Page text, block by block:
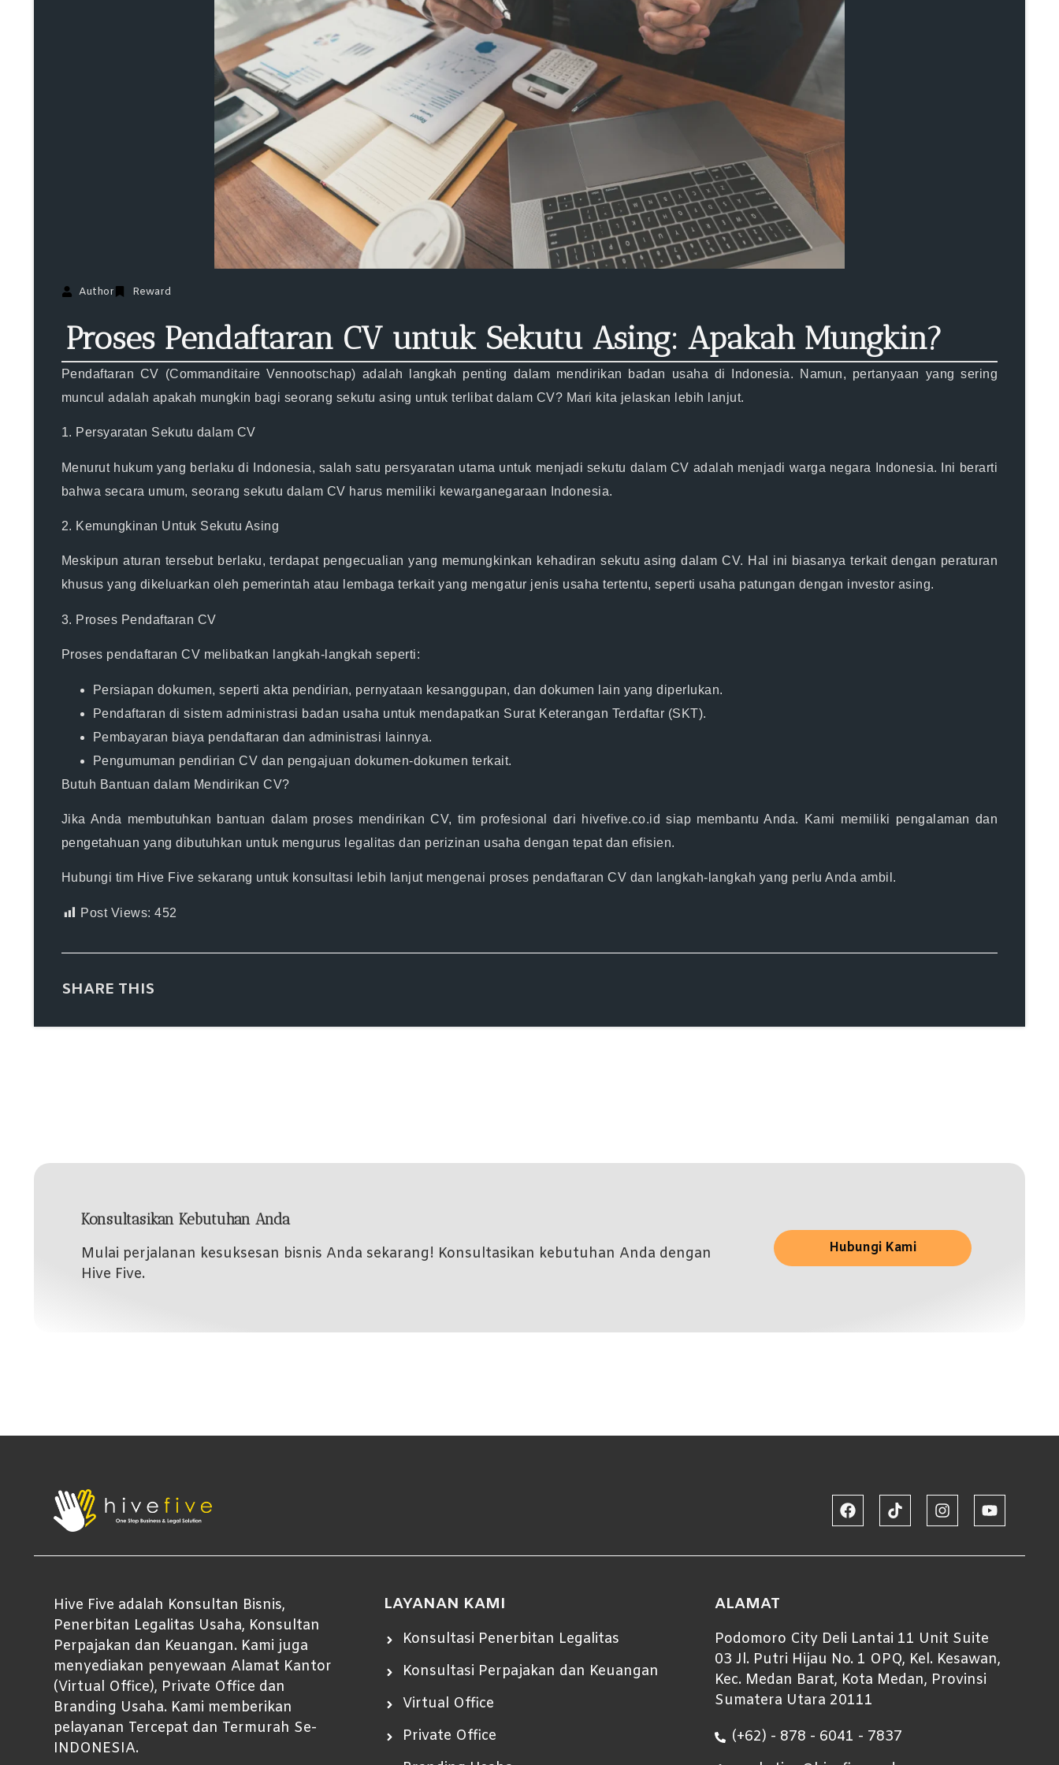
Author Reward
Proses Pendaftaran CV untuk Sekutu Asing: Apakah Mungkin?
Pendaftaran CV (Commanditaire Vennootschap) adalah langkah penting dalam mendirikan badan usaha di Indonesia. Namun, pertanyaan yang sering
muncul adalah apakah mungkin bagi seorang sekutu asing untuk terlibat dalam CV? Mari kita jelaskan lebih lanjut.
1. Persyaratan Sekutu dalam CV
Menurut hukum yang berlaku di Indonesia, salah satu persyaratan utama untuk menjadi sekutu dalam CV adalah menjadi warga negara Indonesia. Ini berarti
bahwa secara umum, seorang sekutu dalam CV harus memiliki kewarganegaraan Indonesia.
2. Kemungkinan Untuk Sekutu Asing
Meskipun aturan tersebut berlaku, terdapat pengecualian yang memungkinkan kehadiran sekutu asing dalam CV. Hal ini biasanya terkait dengan peraturan
khusus yang dikeluarkan oleh pemerintah atau lembaga terkait yang mengatur jenis usaha tertentu, seperti usaha patungan dengan investor asing.
3. Proses Pendaftaran CV
Proses pendaftaran CV melibatkan langkah-langkah seperti:
Persiapan dokumen, seperti akta pendirian, pernyataan kesanggupan, dan dokumen lain yang diperlukan.
Pendaftaran di sistem administrasi badan usaha untuk mendapatkan Surat Keterangan Terdaftar (SKT).
Pembayaran biaya pendaftaran dan administrasi lainnya.
Pengumuman pendirian CV dan pengajuan dokumen-dokumen terkait.
Butuh Bantuan dalam Mendirikan CV?
Jika Anda membutuhkan bantuan dalam proses mendirikan CV, tim profesional dari hivefive.co.id siap membantu Anda. Kami memiliki pengalaman dan
pengetahuan yang dibutuhkan untuk mengurus legalitas dan perizinan usaha dengan tepat dan efisien.
Hubungi tim Hive Five sekarang untuk konsultasi lebih lanjut mengenai proses pendaftaran CV dan langkah-langkah yang perlu Anda ambil.
Post Views: 452
SHARE THIS
Konsultasikan Kebutuhan Anda
Mulai perjalanan kesuksesan bisnis Anda sekarang! Konsultasikan kebutuhan Anda dengan
Hive Five.
Hubungi Kami
Hive Five adalah Konsultan Bisnis,
Penerbitan Legalitas Usaha, Konsultan
Perpajakan dan Keuangan. Kami juga
menyediakan penyewaan Alamat Kantor
(Virtual Office), Private Office dan
Branding Usaha. Kami memberikan
pelayanan Tercepat dan Termurah Se-
INDONESIA.
LAYANAN KAMI
Konsultasi Penerbitan Legalitas
Konsultasi Perpajakan dan Keuangan
Virtual Office
Private Office
ALAMAT
Podomoro City Deli Lantai 11 Unit Suite
03 Jl. Putri Hijau No. 1 OPQ, Kel. Kesawan,
Kec. Medan Barat, Kota Medan, Provinsi
Sumatera Utara 20111
(+62) - 878 - 6041 - 7837